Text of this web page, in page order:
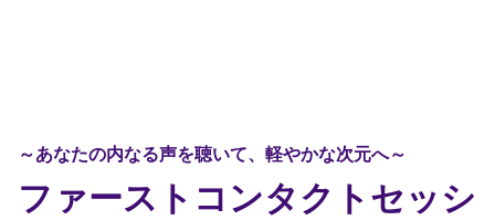
～あなたの内なる声を聴いて、軽やかな次元へ～
ファーストコンタクトセッシ